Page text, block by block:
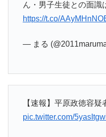
ん・男子生徒との面
https://t.co/
— まる
【速報】平原政徳容
pic.twitter.com/